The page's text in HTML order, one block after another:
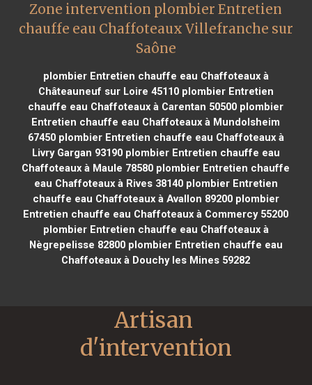
Zone intervention plombier Entretien
chauffe eau Chaffoteaux Villefranche sur
Saône
plombier Entretien chauffe eau Chaffoteaux à
Châteauneuf sur Loire 45110plombier Entretien
chauffe eau Chaffoteaux à Carentan 50500 plombier
Entretien chauffe eau Chaffoteaux à Mundolsheim
67450plombier Entretien chauffe eau Chaffoteaux à
Livry Gargan 93190plombier Entretien chauffe eau
Chaffoteaux à Maule 78580 plombier Entretien chauffe
eau Chaffoteaux à Rives 38140plombier Entretien
chauffe eau Chaffoteaux à Avallon 89200plombier
Entretien chauffe eau Chaffoteaux à Commercy 55200
plombier Entretien chauffe eau Chaffoteaux à
Nègrepelisse 82800plombier Entretien chauffe eau
Chaffoteaux à Douchy les Mines 59282
Artisan
d'intervention